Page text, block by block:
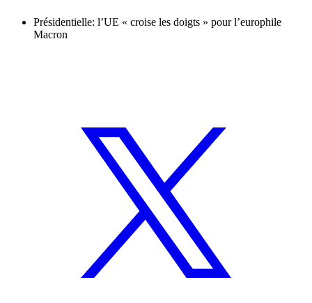
Présidentielle: l’UE « croise les doigts » pour l’europhile
Macron